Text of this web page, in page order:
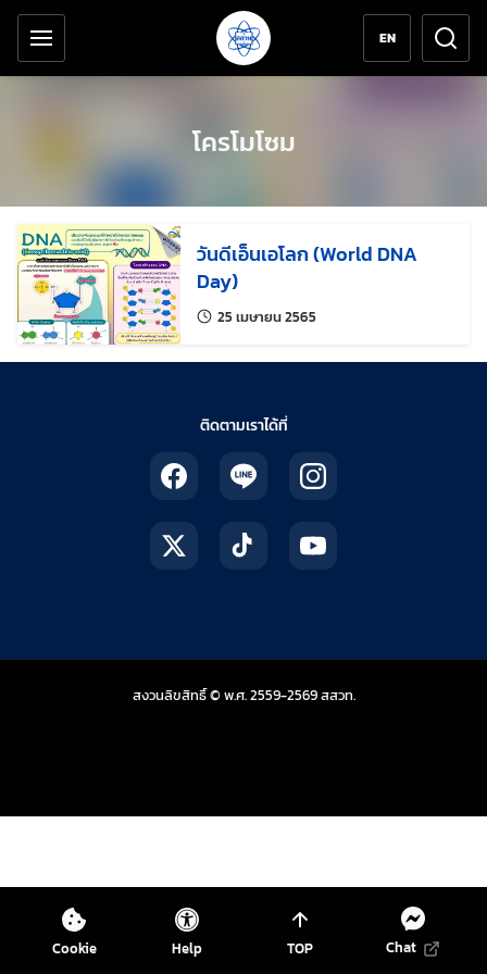
ข้ามไปยังเนื้อหาหลัก
เครื่องมือช่วยเหลือ
EN
โครโมโซม
วันดีเอ็นเอโลก (World DNA
Day)
25 เมษายน 2565แก้ไขล่าสุดเมื่อ:
ติดตามเราได้ที่
สงวนลิขสิทธิ์ © พ.ศ. 2559-2569สสวท.สถาบันส่งเสริมการสอ
Cookie Help TOP Chat